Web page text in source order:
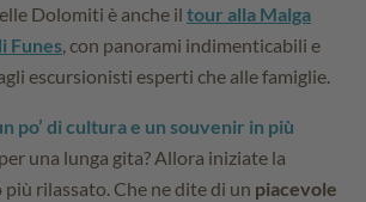
Dolomiti è anche il tour alla Malga
Funes, con panorami indimenticabili e
escursionisti esperti che alle famiglie.
po’ di cultura e un souvenir in più
una lunga gita? Allora iniziate la
rilassato. Che ne dite di un piacevole